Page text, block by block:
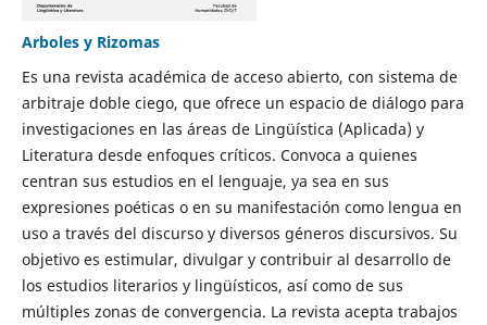
Arboles y Rizomas
Es una revista académica de acceso abierto, con sistema de
arbitraje doble ciego, que ofrece un espacio de diálogo para
investigaciones en las áreas de Lingüística (Aplicada) y
Literatura desde enfoques críticos. Convoca a quienes
centran sus estudios en el lenguaje, ya sea en sus
expresiones poéticas o en su manifestación como lengua en
uso a través del discurso y diversos géneros discursivos. Su
objetivo es estimular, divulgar y contribuir al desarrollo de
los estudios literarios y lingüísticos, así como de sus
múltiples zonas de convergencia. La revista acepta trabajos